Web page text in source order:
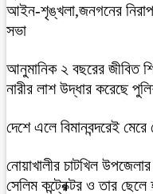
আইন-শৃঙ্খলা,জনগনের
সভা
আনুমানিক ২ বছরের জীবিত
নারীর লাশ উদ্ধার করেছে
দেশে এলে বিমানবন্দরেই
নোয়াখালীর চাটখিল
সেলিম কন্ট্রেক্টর ও তার